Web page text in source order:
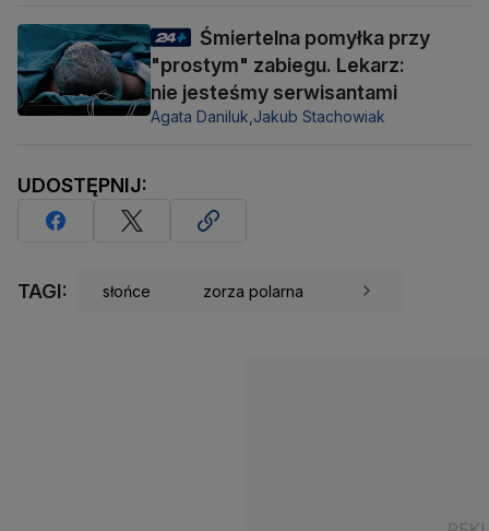
Śmiertelna pomyłka przy
"prostym" zabiegu. Lekarz:
nie jesteśmy serwisantami
Agata Daniluk, Jakub Stachowiak
UDOSTĘPNIJ:
TAGI: słońce zorza polarna